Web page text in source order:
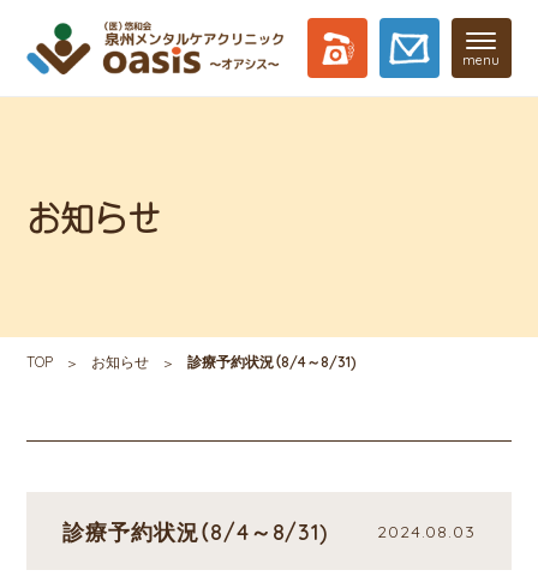
menu
お知らせ
TOP お知らせ 診療予約状況（8/4～8/31)
診療予約状況（8/4～8/31) 2024.08.03